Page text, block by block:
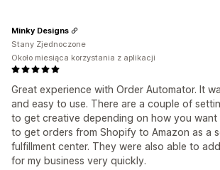
Great experience with Order Automator. It
and easy to use. There are a couple of
to get creative depending on how you want
to get orders from Shopify to Amazon as a
fulfillment center. They were also able to
for my business very quickly.
Minky Designs
Stany Zjednoczone
Około miesiąca korzystania z aplikacji